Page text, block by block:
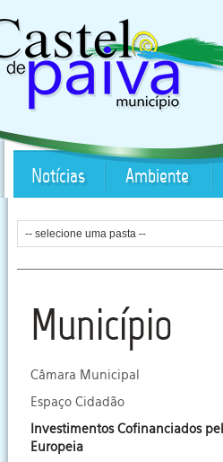
Notícias Ambiente
-- selecione uma pasta --
Município
Câmara Municipal
Espaço Cidadão
Investimentos Cofinanciados
Europeia